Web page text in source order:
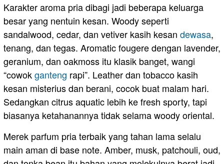
Karakter aroma pria dibagi jadi beberapa keluarga
besar yang nentuin kesan. Woody seperti
sandalwood, cedar, dan vetiver kasih kesan dewasa,
tenang, dan tegas. Aromatic fougere dengan lavender,
geranium, dan oakmoss itu klasik banget, wangi
“cowokganteng rapi”. Leather dan tobacco kasih
kesan misterius dan berani, cocok buat malam hari.
Sedangkan citrus aquatic lebih ke fresh sporty, tapi
biasanya ketahanannya tidak selama woody oriental.
Merek parfum pria terbaik yang tahan lama selalu
main aman di base note. Amber, musk, patchouli, oud,